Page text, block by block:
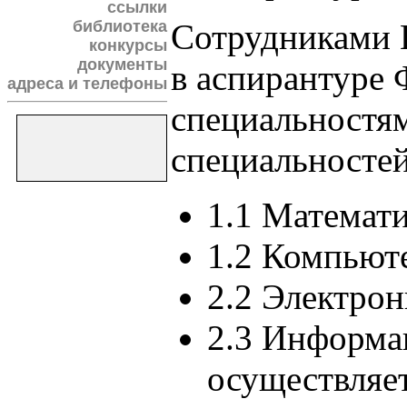
ссылки
библиотека
конкурсы
документы
адреса и телефоны в
1.1
1.2
2.2
2.3